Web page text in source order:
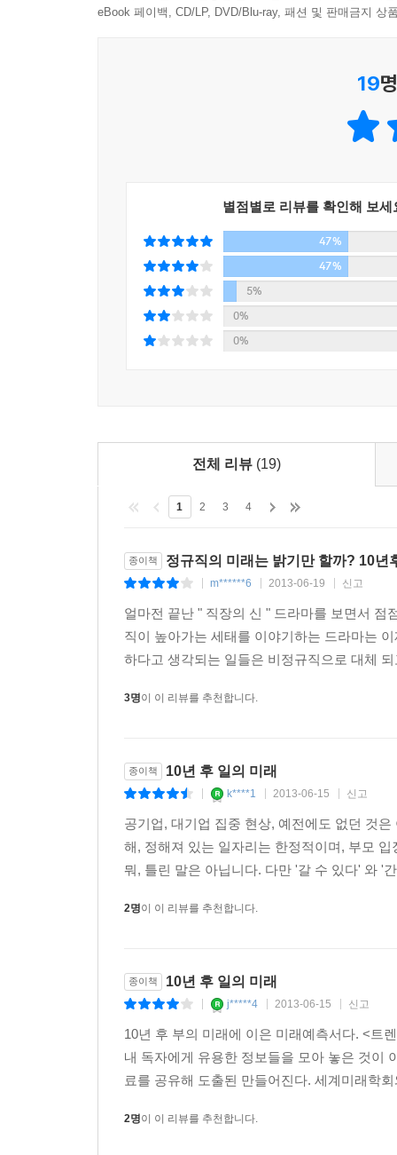
organization)으로 변모했다. 삼엽조직은 정규직인
시작되고 있다는 증거는 이미 존재한다. 미국노
근로자와 기업의 주주들에게는 긍정적인 결과가
혜택을 누리지 못하는 비정규직과 임시직 근로
커질 것이다.
임시직이 50%가 넘는 세상이 되면 살아남기 위
보수 격차가 벌어질 것이다. 어떤 임시직은 높은
그렇다면, 앞으로 어떤 일을 해야 잘나가는 사람이
앞으로는 인문학적인 소양을 갖춘 ‘통섭형 인
다양한 지식을 두루 겸비한 통섭형 인재가 되
있다. 일례로 삼성은 2013년 상하반기 공채에서
애플 등 글로벌 기업들도 인재 채용에 있어 인
미래 기업이 요구하는 또 다른 인재는 STEM 분
전문지식을 갖춘 인재가 기업의 사랑을 받을
것이다.
사물인터넷과 인공지능이 세상 모든 것을 융합한다
반도체 산업은 지난 10년간 한국 경제의 성장
그래핀, 몰리브데나이트 등 새로운 것들로 대체
RAM 성능, 네트워크 대역폭 분야에서 크게 발전
최고의 위치에 있고, 박근혜 정권은 IT기술이 10
것이다. 따라서 컴퓨터 하드웨어의 주요 부분을
그리고 이제 우리는 ‘사물인터넷(Internet of
그리고 주머니에 들어갈 만큼 작은 컴퓨터로 발
사용하는 제품들뿐만 아니라 우리를 둘러싼 거의
eBook 페이백, CD/LP, DVD/Blu-ray, 패션 및 판매금지 상
19
별점별로 리뷰를 확인해 보세
47%
47%
5%
0%
0%
전체 리뷰 (19)
1 2 3 4
종이책 정규직의 미래는 밝기만 할까? 10년
m******6 2013-06-19 신고
얼마전 끝난 " 직장의 신 " 드라마를 보면서
직이 높아가는 세태를 이야기하는 드라마는
하다고 생각되는 일들은 비정규직으로 대체
3명이 이 리뷰를 추천합니다.
종이책 10년 후 일의 미래
k****1 2013-06-15 신고
공기업, 대기업 집중 현상, 예전에도 없던 것
해, 정해져 있는 일자리는 한정적이며, 부모
뭐, 틀린 말은 아닙니다. 다만 '갈 수 있다' 와 '
2명이 이 리뷰를 추천합니다.
종이책 10년 후 일의 미래
j*****4 2013-06-15 신고
10년 후 부의 미래에 이은 미래예측서다. <트
내 독자에게 유용한 정보들을 모아 놓은 것이
료를 공유해 도출된 만들어진다. 세계미래학
2명이 이 리뷰를 추천합니다.